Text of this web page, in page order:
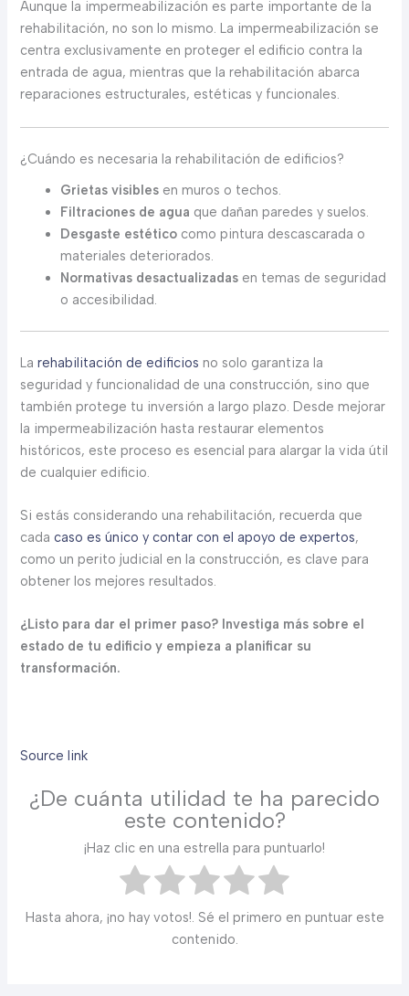
Aunque la impermeabilización es parte importante de la
rehabilitación, no son lo mismo. La impermeabilización se
centra exclusivamente en proteger el edificio contra la
entrada de agua, mientras que la rehabilitación abarca
reparaciones estructurales, estéticas y funcionales.
¿Cuándo es necesaria la rehabilitación de edificios?
Grietas visibles en muros o techos.
Filtraciones de agua que dañan paredes y suelos.
Desgaste estético como pintura descascarada o
materiales deteriorados.
Normativas desactualizadas en temas de seguridad
o accesibilidad.
Larehabilitación de edificios no solo garantiza la
seguridad y funcionalidad de una construcción, sino que
también protege tu inversión a largo plazo. Desde mejorar
la impermeabilización hasta restaurar elementos
históricos, este proceso es esencial para alargar la vida útil
de cualquier edificio.
Si estás considerando una rehabilitación, recuerda que
cadacaso es único y contar con el apoyo de expertos,
como un perito judicial en la construcción, es clave para
obtener los mejores resultados.
¿Listo para dar el primer paso? Investiga más sobre el
estado de tu edificio y empieza a planificar su
transformación.
Source link
¿De cuánta utilidad te ha parecido
este contenido?
¡Haz clic en una estrella para puntuarlo!
Hasta ahora, ¡no hay votos!. Sé el primero en puntuar este
contenido.